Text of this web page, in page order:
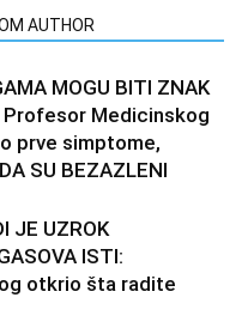
AUTHOR
MOGU BITI ZNAK
Profesor Medicinskog
prve simptome,
SU BEZAZLENI
JE UZROK
ISTI:
otkrio šta radite